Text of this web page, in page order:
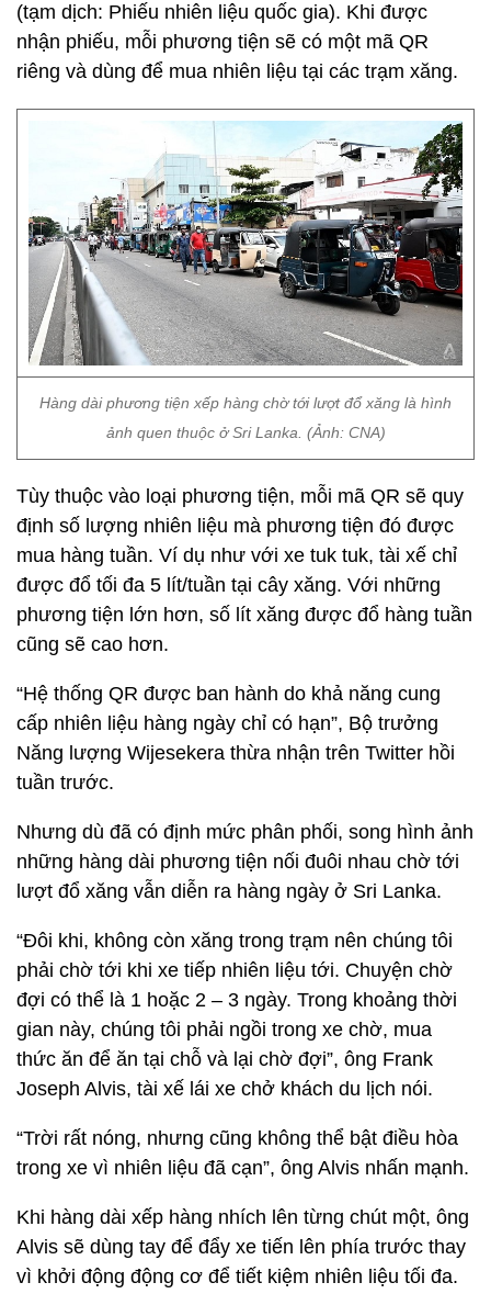
(tạm dịch: Phiếu nhiên liệu quốc gia). Khi được
nhận phiếu, mỗi phương tiện sẽ có một mã QR
riêng và dùng để mua nhiên liệu tại các trạm xăng.
Hàng dài phương tiện xếp hàng chờ tới lượt đổ xăng là hình
ảnh quen thuộc ở Sri Lanka. (Ảnh: CNA)
Tùy thuộc vào loại phương tiện, mỗi mã QR sẽ quy
định số lượng nhiên liệu mà phương tiện đó được
mua hàng tuần. Ví dụ như với xe tuk tuk, tài xế chỉ
được đổ tối đa 5 lít/tuần tại cây xăng. Với những
phương tiện lớn hơn, số lít xăng được đổ hàng tuần
cũng sẽ cao hơn.
“Hệ thống QR được ban hành do khả năng cung
cấp nhiên liệu hàng ngày chỉ có hạn”, Bộ trưởng
Năng lượng Wijesekera thừa nhận trên Twitter hồi
tuần trước.
Nhưng dù đã có định mức phân phối, song hình ảnh
những hàng dài phương tiện nối đuôi nhau chờ tới
lượt đổ xăng vẫn diễn ra hàng ngày ở Sri Lanka.
“Đôi khi, không còn xăng trong trạm nên chúng tôi
phải chờ tới khi xe tiếp nhiên liệu tới. Chuyện chờ
đợi có thể là 1 hoặc 2 – 3 ngày. Trong khoảng thời
gian này, chúng tôi phải ngồi trong xe chờ, mua
thức ăn để ăn tại chỗ và lại chờ đợi”, ông Frank
Joseph Alvis, tài xế lái xe chở khách du lịch nói.
“Trời rất nóng, nhưng cũng không thể bật điều hòa
trong xe vì nhiên liệu đã cạn”, ông Alvis nhấn mạnh.
Khi hàng dài xếp hàng nhích lên từng chút một, ông
Alvis sẽ dùng tay để đẩy xe tiến lên phía trước thay
vì khởi động động cơ để tiết kiệm nhiên liệu tối đa.